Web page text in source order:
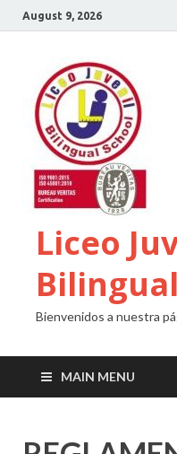
August 9, 2026
Liceo
Bienvenidos a nuestra
MAIN MENU